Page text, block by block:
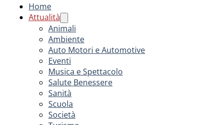
Home
Attualità
Animali
Ambiente
Auto Motori e Automotive
Eventi
Musica e Spettacolo
Salute Benessere
Sanità
Scuola
Società